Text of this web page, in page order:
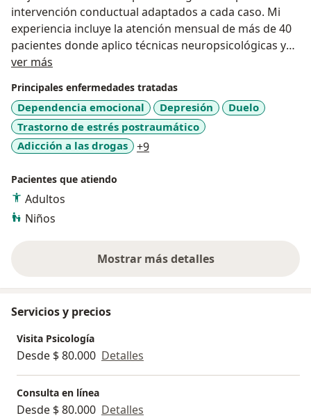
intervención conductual adaptados a cada caso. Mi
experiencia incluye la atención mensual de más de 40
pacientes donde aplico técnicas neuropsicológicas y
he obtenido resultados significativos con metodología
complemento mi práctica en terapia cognitivo-
conductual y evaluación psicométrica con mi nivel B1
de inglés, facilitándome el acceso a información
internacional
ver más
Principales enfermedades tratadas
Dependencia emocional Depresión
Duelo
Trastorno de estrés postraumático
Adicción a las drogas
+9a11y_sr_more_diseases
Pacientes que atiendo
Adultos
Niños
Mostrar más detalles
sobre la experiencia
Servicios y precios
Visita Psicología
Desde $ 80.000 Detalles
Consulta en línea
Desde $ 80.000 Detalles